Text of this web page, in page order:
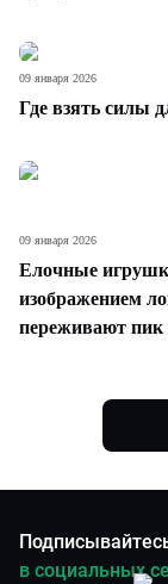
Где взять силы
09 января 2026
Елочные
изображением
переживают пик
09 января 2026
в социальных